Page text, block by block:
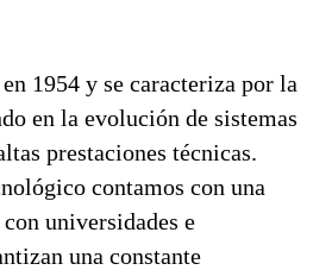
1954 y se caracteriza por la
en la evolución de sistemas
prestaciones técnicas.
contamos con una
universidades e
una constante